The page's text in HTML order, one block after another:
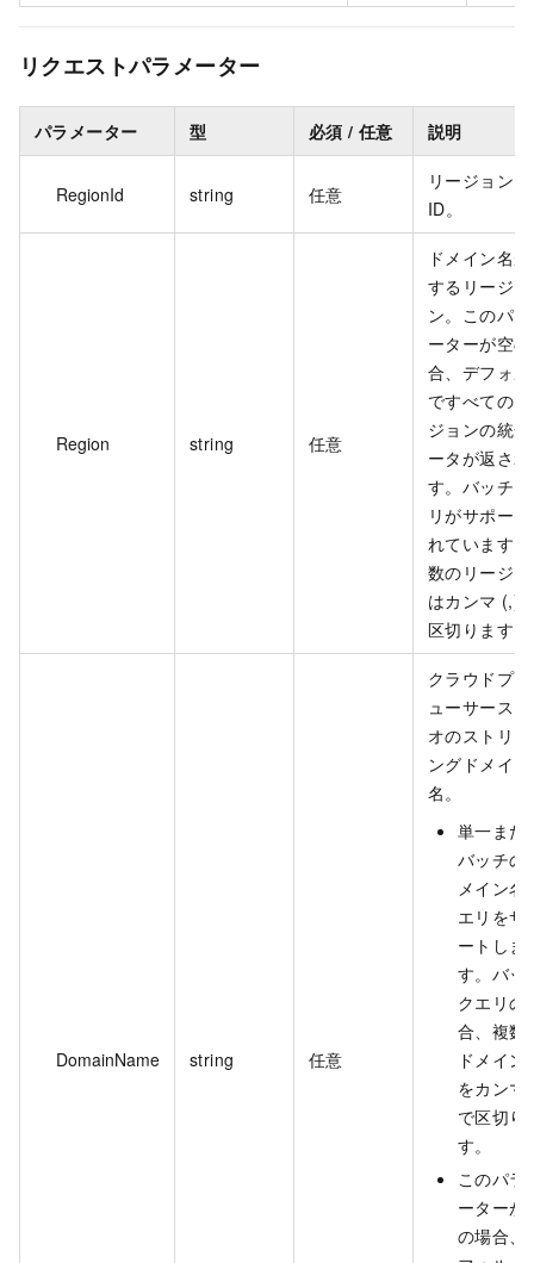
リクエストパラメーター
パラメーター 型 必須 / 任意 説明
RegionId string 任意
リージョン
ID。
Region string 任意
ドメイン名
するリージョ
ン。このパ
ーターが空
合、デフォ
ですべての
ジョンの統
ータが返さ
す。バッチ
リがサポー
れています
数のリージ
はカンマ (,)
区切ります。
DomainName string 任意
クラウドプ
ューサース
オのストリ
ングドメイン
名。
単一また
バッチの
メイン名
エリをサ
ートしま
す。バッ
クエリの
合、複数
ドメイン
をカンマ
で区切り
す。
このパラ
ーターが
の場合、